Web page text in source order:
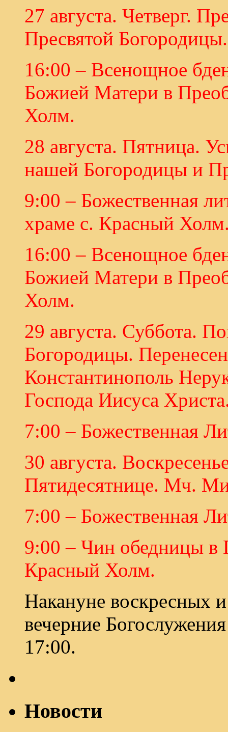
27 августа. Четверг.
Пресвятой
16:00 – Всенощное
Божией Матери в
Холм.
28 августа. Пятница.
нашей Богородицы и
9:00 – Божественная
храме с. Красный
16:00 – Всенощное
Божией Матери в
Холм.
29 августа. Суббота.
Богородицы.
Константинополь
Господа Иисуса
7:00 – Божественная
30 августа.
Пятидесятнице. Мч.
7:00 – Божественная
9:00 – Чин обедницы в
Красный Холм.
Накануне воскресных
вечерние
17:00.
Новости